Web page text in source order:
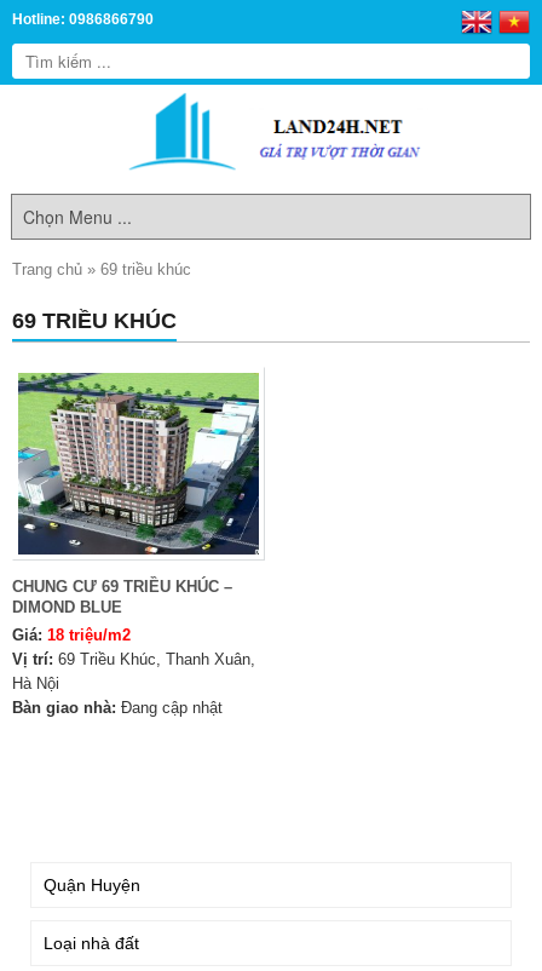
Hotline: 0986866790
Trang chủ » 69 triều khúc
69 TRIỀU KHÚC
CHUNG CƯ 69 TRIỀU KHÚC –
DIMOND BLUE
Giá: 18 triệu/m2
Vị trí: 69 Triều Khúc, Thanh Xuân,
Hà Nội
Bàn giao nhà: Đang cập nhật